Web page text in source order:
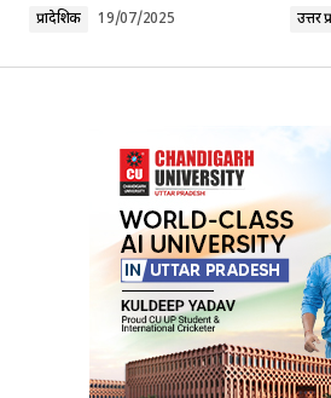
Your Name*
Your E-mail*
Submit Comment
प्रादेशिक 19/07/2025 उत्तर